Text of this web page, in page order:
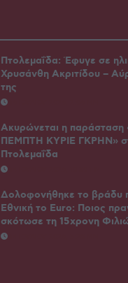
Πτολεμαΐδα: Έφυγε σε
Χρυσάνθη Ακριτίδου –
της
Ακυρώνεται η
ΠΕΜΠΤΗ ΚΥΡΙΕ ΓΚΡΗΝ»
Πτολεμαΐδα
Δολοφονήθηκε το βράδυ
Εθνική το Euro: Ποιος
σκότωσε τη 15χρονη